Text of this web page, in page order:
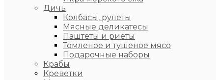
Дичь
Колбасы, рулеты
Мясные деликатесы
Паштеты и риеты
Томленое и тушеное мясо
Подарочные наборы
Крабы
Креветки